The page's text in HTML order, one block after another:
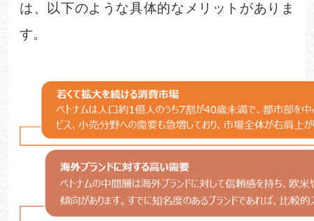
は、以下のような具体的なメリットがありま
す。